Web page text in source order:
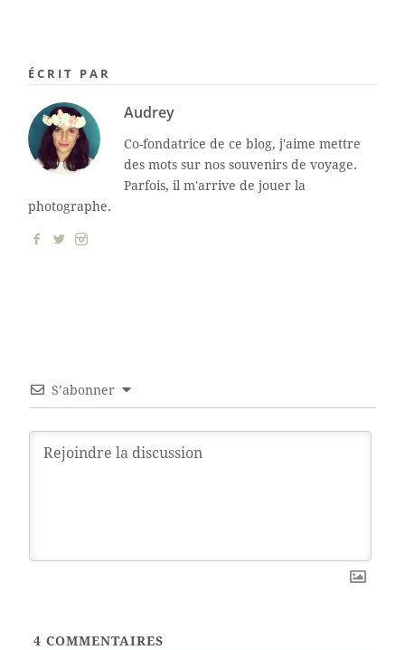
ÉCRIT PAR
Audrey
Co-fondatrice de ce blog, j'aime mettre
des mots sur nos souvenirs de voyage.
Parfois, il m'arrive de jouer la
photographe.
S’abonner
4 COMMENTAIRES